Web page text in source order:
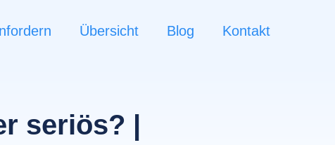
Übersicht Blog Kontakt
seriös? |